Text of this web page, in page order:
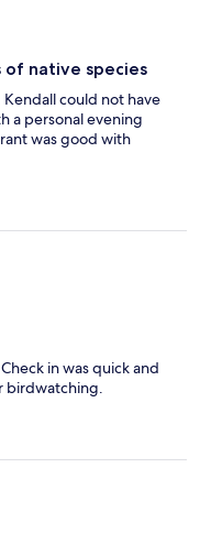
native species
could not have
a personal evening
was good with
in was quick and
birdwatching.